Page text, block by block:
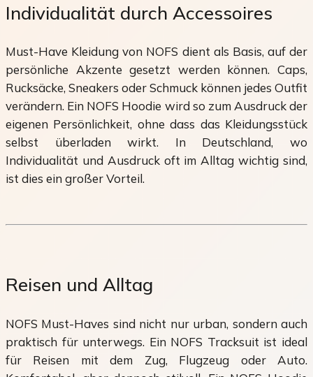
Individualität durch Accessoires
Must-Have Kleidung von NOFS dient als Basis, auf der
persönliche Akzente gesetzt werden können. Caps,
Rucksäcke, Sneakers oder Schmuck können jedes Outfit
verändern. Ein NOFS Hoodie wird so zum Ausdruck der
eigenen Persönlichkeit, ohne dass das Kleidungsstück
selbst überladen wirkt. In Deutschland, wo
Individualität und Ausdruck oft im Alltag wichtig sind,
ist dies ein großer Vorteil.
Reisen und Alltag
NOFS Must-Haves sind nicht nur urban, sondern auch
praktisch für unterwegs. Ein NOFS Tracksuit ist ideal
für Reisen mit dem Zug, Flugzeug oder Auto.